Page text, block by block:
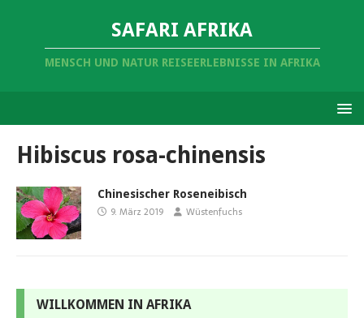
SAFARI AFRIKA
MENSCH UND NATUR REISEERLEBNISSE IN AFRIKA
Hibiscus rosa-chinensis
Chinesischer Roseneibisch
9. März 2019 Wüstenfuchs
WILLKOMMEN IN AFRIKA